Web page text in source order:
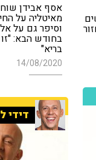
אסף אבידן
מאיטליה על
וסיפר גם על
בחודש הבא:
בריא"
14/08/2020
דידי